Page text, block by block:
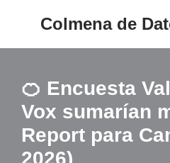
Colmena de
🍊 Encuesta
Vox sumarían
Report para
2026)